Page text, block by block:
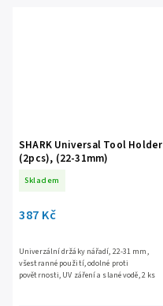
SHARK Universal Tool Holder
(2pcs), (22-31mm)
Skladem
387 Kč
Univerzální držáky nářadí, 22-31 mm,
všestranné použití, odolné proti
povětrnosti, UV záření a slané vodě, 2 ks